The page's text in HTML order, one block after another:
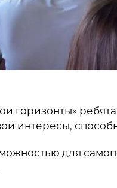
горизонты»
интересы,
для